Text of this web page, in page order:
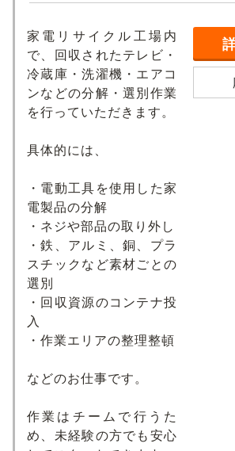
家電リサイクル工場内
で、回収されたテレビ・
冷蔵庫・洗濯機・エアコ
ンなどの分解・選別作業
を行っていただきます。
具体的には、
・電動工具を使用した家
電製品の分解
・ネジや部品の取り外し
・鉄、アルミ、銅、プラ
スチックなど素材ごとの
選別
・回収資源のコンテナ投
入
・作業エリアの整理整頓
などのお仕事です。
作業はチームで行うた
め、未経験の方でも安心